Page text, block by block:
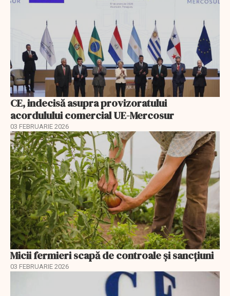
CE, indecisă asupra provizoratului
acordulului comercial UE-Mercosur
03 FEBRUARIE 2026
Micii fermieri scapă de controale și sancțiuni
03 FEBRUARIE 2026